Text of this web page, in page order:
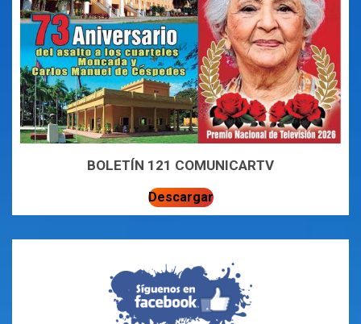
BOLETÍN 121 COMUNICARTV
Descargar